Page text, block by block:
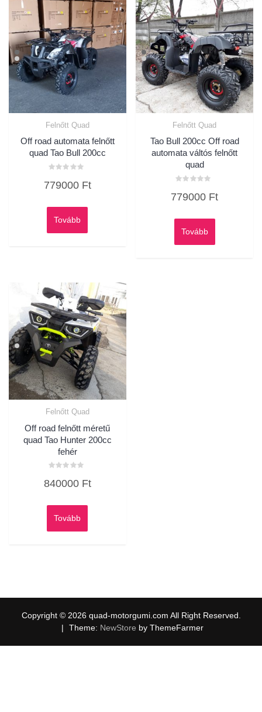
Felnőtt Quad
Off road automata felnőtt
quad Tao Bull 200cc
0
779000 Ft
Tovább
Felnőtt Quad
Tao Bull 200cc Off road
automata váltós felnőtt
quad
0
779000 Ft
Tovább
Felnőtt Quad
Off road felnőtt méretű
quad Tao Hunter 200cc
fehér
0
840000 Ft
Tovább
Copyright © 2026 quad-motorgumi.com All Right Reserved.
|
Theme: NewStore by ThemeFarmer